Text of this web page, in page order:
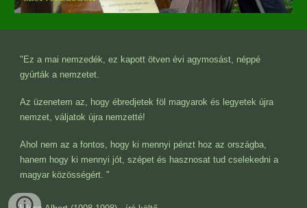
"Ez a mai nemzedék, ez kapott ötven évi agymosást, néppé
gyúrták a nemzetet.
Az üzenetem az, hogy ébredjetek föl magyarok és legyetek újra
nemzet, váljatok újra nemzetté!
Ahol nem az a fontos, hogy ki mennyi pénzt hoz az országba,
hanem hogy ki mennyi jót, szépet és hasznosat tud cselekedni a
magyar közösségért. "